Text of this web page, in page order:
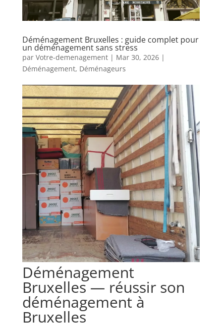
Déménagement Bruxelles : guide complet pour
un déménagement sans stress
par Votre-demenagement| Mar 30, 2026|
Déménagement, Déménageurs
Déménagement
Bruxelles — réussir son
déménagement à
Bruxelles